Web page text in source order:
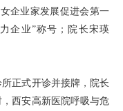
企业家发展促进会第一
企业”称号；院长宋瑛
正式开诊并接牌，院长
西安高新医院呼吸与危